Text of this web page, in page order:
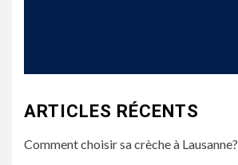
ARTICLES RÉCENTS
Comment choisir sa crèche à Lausanne?